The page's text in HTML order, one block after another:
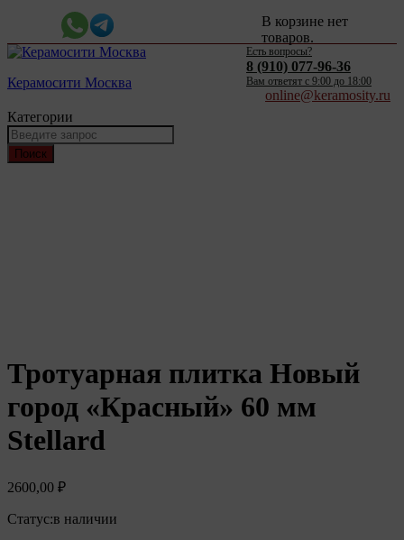
Керамосити Москва
В корзине нет
товаров.
Категории
Поиск
Есть вопросы?
8 (910) 077-96-36
Вам ответят c 9:00 до 18:00
online@keramosity.ru
Тротуарная плитка Новый
город «Красный» 60 мм
Stellard
2600,00 ₽
Статус:в наличии